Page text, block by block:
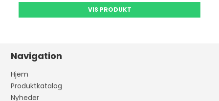
VIS PRODUKT
Navigation
Hjem
Produktkatalog
Nyheder